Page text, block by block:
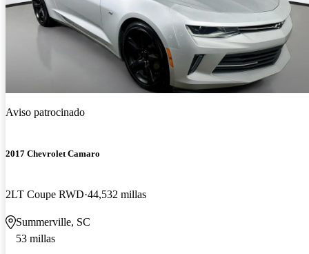
Aviso patrocinado
2017 Chevrolet Camaro
2LT Coupe RWD 44,532 millas
Summerville, SC
53 millas